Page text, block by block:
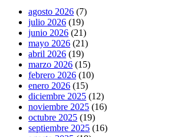
agosto 2026 (7)
julio 2026 (19)
junio 2026 (21)
mayo 2026 (21)
abril 2026 (19)
marzo 2026 (15)
febrero 2026 (10)
enero 2026 (15)
diciembre 2025 (12)
noviembre 2025 (16)
octubre 2025 (19)
septiembre 2025 (16)